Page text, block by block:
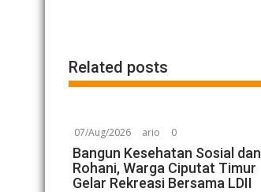
Related posts
07/Aug/2026 ario 0
Bangun Kesehatan Sosial dan
Rohani, Warga Ciputat Timur
Gelar Rekreasi Bersama LDII